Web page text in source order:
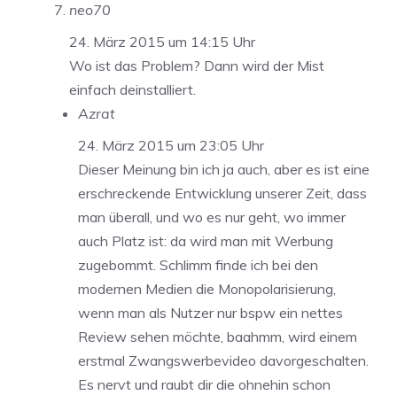
neo70
24. März 2015 um 14:15 Uhr
Wo ist das Problem? Dann wird der Mist
einfach deinstalliert.
Azrat
24. März 2015 um 23:05 Uhr
Dieser Meinung bin ich ja auch, aber es ist eine
erschreckende Entwicklung unserer Zeit, dass
man überall, und wo es nur geht, wo immer
auch Platz ist: da wird man mit Werbung
zugebommt. Schlimm finde ich bei den
modernen Medien die Monopolarisierung,
wenn man als Nutzer nur bspw ein nettes
Review sehen möchte, baahmm, wird einem
erstmal Zwangswerbevideo davorgeschalten.
Es nervt und raubt dir die ohnehin schon